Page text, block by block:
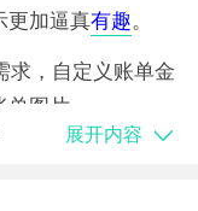
更加逼真有趣。
求，自定义账单金
图片。
展开内容